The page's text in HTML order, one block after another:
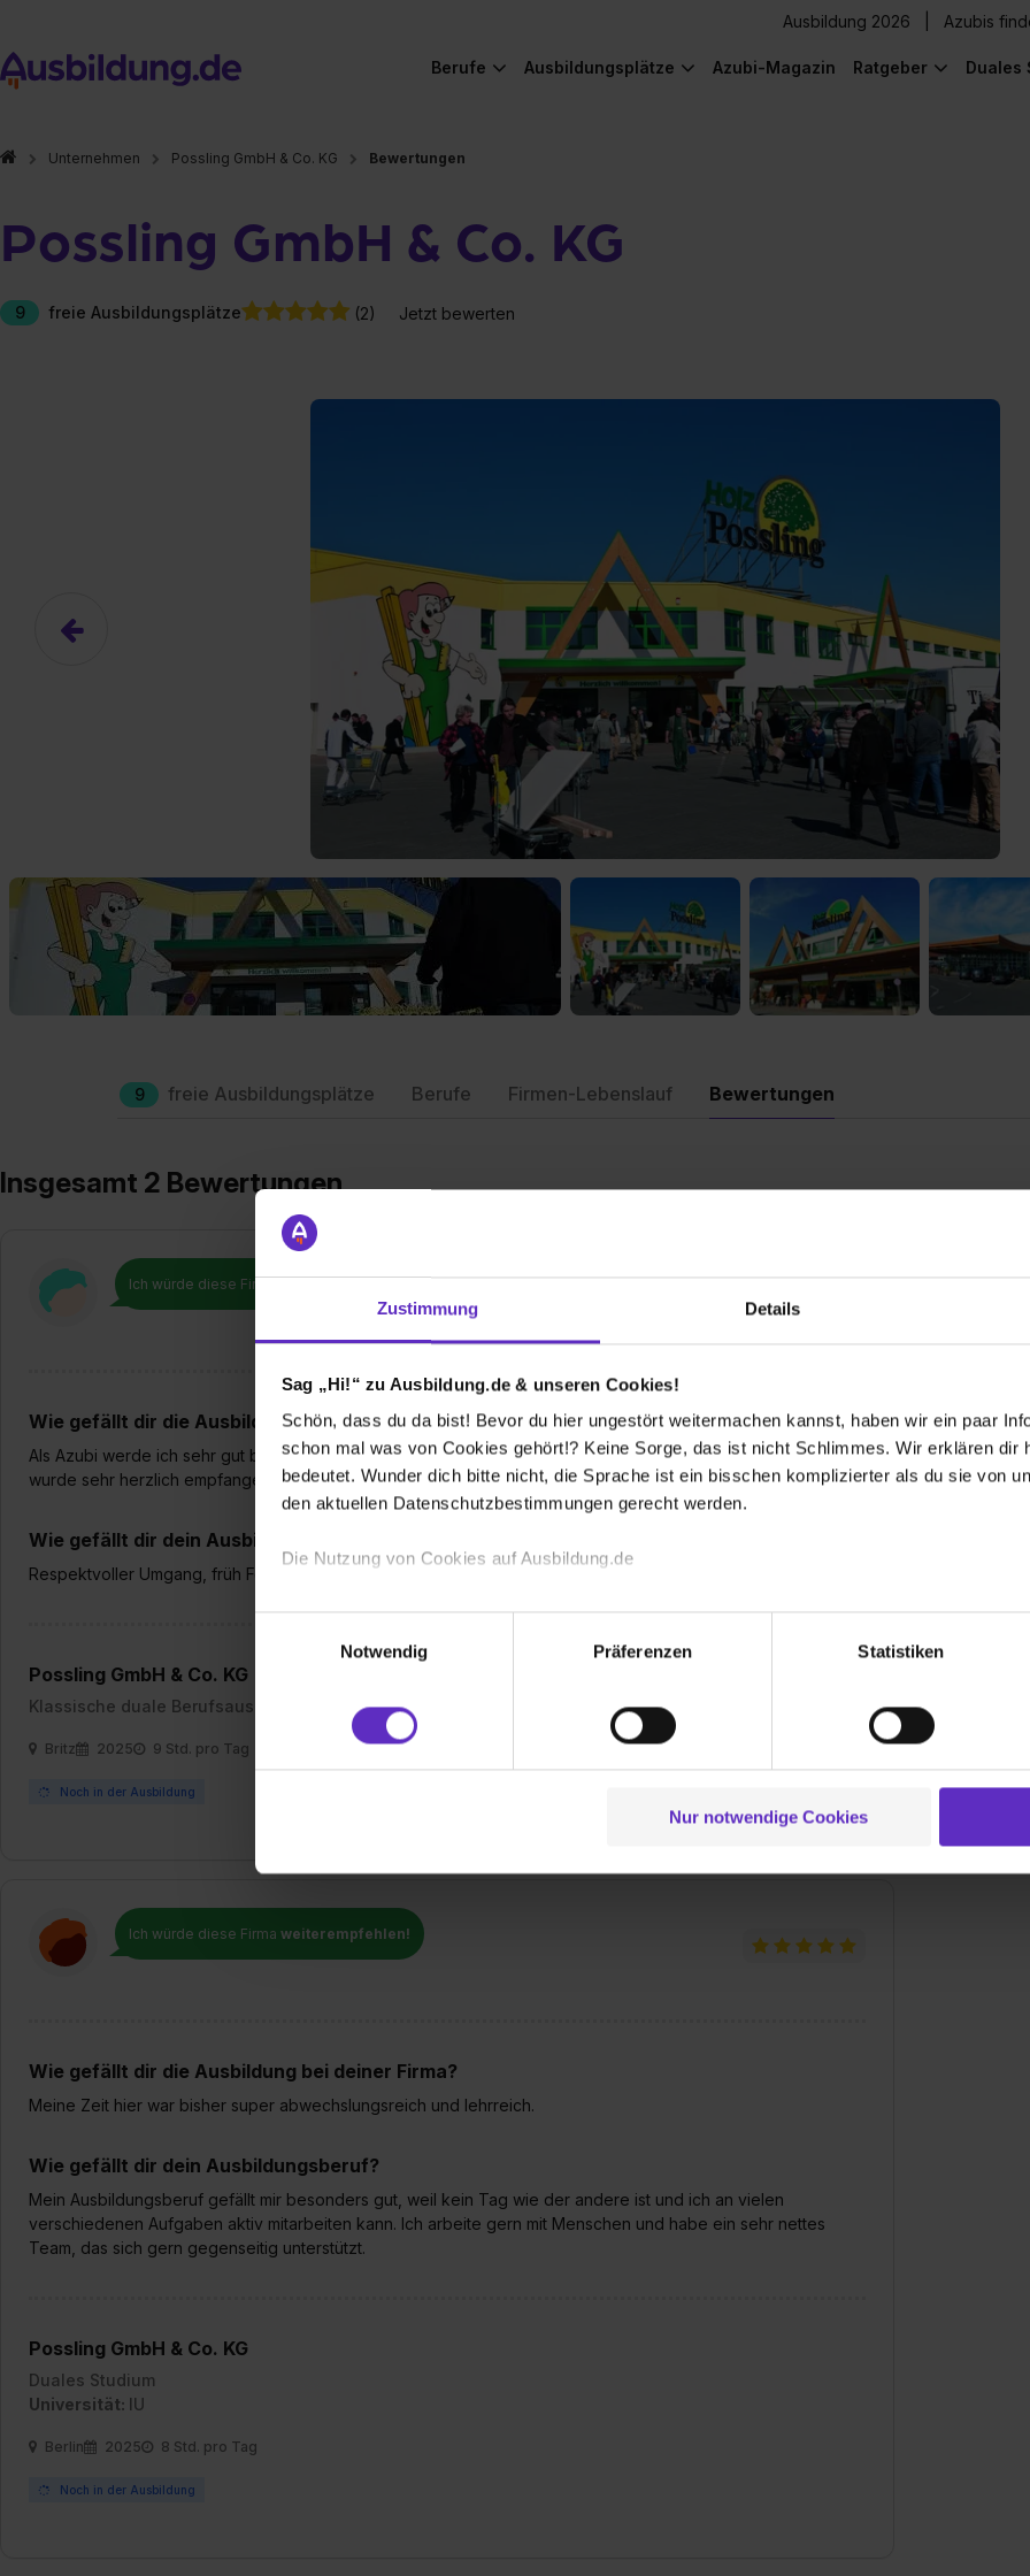
Zustimmung Details
Sag „Hi!“ zu Ausbildung.de & unseren Cookies!
Schön, dass du da bist! Bevor du hier ungestört weitermachen kannst, haben wir ein paar
schon mal was von Cookies gehört!? Keine Sorge, das ist nicht Schlimmes. Wir erklären dir
bedeutet. Wunder dich bitte nicht, die Sprache ist ein bisschen komplizierter als du sie von
den aktuellen Datenschutzbestimmungen gerecht werden.
Die Nutzung von Cookies auf Ausbildung.de
Wir verwenden Cookies zur technischen Funktion unserer Webseite („Notwendig“), um von
Webseite getroffenen Einstellungen zu speichern ( „Präferenzen“), die Zugriffe auf unsere
Partner führen diese Informationen möglicherweise mit weiteren Daten zusammen, die du
zu. . In diesem Fall sowie bei der separaten Aktivierung von „Social Media und Marketing“
Verwendungszwecke zulassen, triff deine Auswahl über die Checkboxen und klick auf
Einwilligung zur Platzierung von Cookies der Kategorien „Präferenzen“, „Statistiken“ und
„Details zeigen“. Weitere Informationen:
Notwendig
Präferenzen Statistiken
Nur notwendige Cookies
Ausbildung 2026 Azubis
Berufe Ausbildungsplätze Azubi-Magazin Ratgeber Duales
Unternehmen Possling GmbH & Co. KG Bewertungen
Possling GmbH & Co. KG
9 freie Ausbildungsplätze (2) Jetzt bewerten
Hier gibt es (eigentlich) was Cooles zu sehen!
Das hier ist ein Platzhalter für Video-Content von YouTube. Neugierig? Dann schalte die Inhalte jetzt
Ja, ich erlaube die externen Inhalte von YouTube.
Ich bin damit einverstanden, dass mir die externen Inhalte angezeigt werden. Personenbezogene Daten
an Drittplattformen übermittelt werden. Mehr Infos gibt es in der
Datenschutzerklärung.
9 freie Ausbildungsplätze Berufe Firmen-Lebenslauf Bewertungen
Insgesamt 2 Bewertungen
Ich würde diese Firma
Wie gefällt dir die Ausbildung bei deiner Firma?
Als Azubi werde ich sehr gut behandelt und seid dem ersten Tag an verstehe ich mich mit jedem hier ich
wurde sehr herzlich empfangen
Wie gefällt dir dein Ausbildungsberuf?
Respektvoller Umgang, früh Feierabend, nette Kollegen
Possling GmbH & Co. KG
Klassische duale Berufsausbildung
Britz 2025 9 Std. pro Tag
Noch in der Ausbildung
1. Ausbildungsjahr:
2. Ausbildungsjahr:
Ich würde diese Firma weiterempfehlen!
Wie gefällt dir die Ausbildung bei deiner Firma?
Meine Zeit hier war bisher super abwechslungsreich und lehrreich.
Wie gefällt dir dein Ausbildungsberuf?
Mein Ausbildungsberuf gefällt mir besonders gut, weil kein Tag wie der andere ist und ich an vielen
verschiedenen Aufgaben aktiv mitarbeiten kann. Ich arbeite gern mit Menschen und habe ein sehr nettes
Team, das sich gern gegenseitig unterstützt.
Possling GmbH & Co. KG
Duales Studium
Universität: IU
Berlin 2025 8 Std. pro Tag
Noch in der Ausbildung